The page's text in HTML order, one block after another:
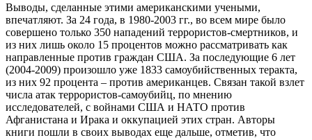
Выводы, сделанные этими американскими учеными,
впечатляют. За 24 года, в 1980-2003 гг., во всем мире было
совершено только 350 нападений террористов-смертников, и
из них лишь около 15 процентов можно рассматривать как
направленные против граждан США. За последующие 6 лет
(2004-2009) произошло уже 1833 самоубийственных теракта,
из них 92 процента – против американцев. Связан такой взлет
числа атак террористов-самоубийц, по мнению
исследователей, с войнами США и НАТО против
Афганистана и Ирака и оккупацией этих стран. Авторы
книги пошли в своих выводах еще дальше, отметив, что